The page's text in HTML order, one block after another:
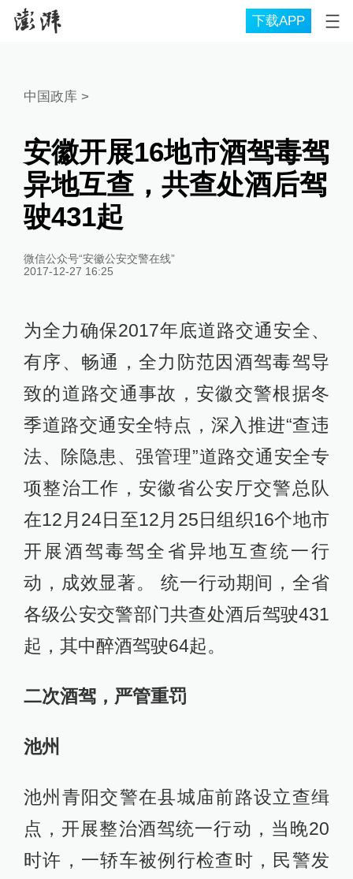
下载APP
中国政库 >
安徽开展16地市酒驾毒驾
异地互查，共查处酒后驾
驶431起
微信公众号“安徽公安交警在线”
2017-12-27 16:25
为全力确保2017年底道路交通安全、
有序、畅通，全力防范因酒驾毒驾导
致的道路交通事故，安徽交警根据冬
季道路交通安全特点，深入推进“查违
法、除隐患、强管理”道路交通安全专
项整治工作，安徽省公安厅交警总队
在12月24日至12月25日组织16个地市
开展酒驾毒驾全省异地互查统一行
动，成效显著。 统一行动期间，全省
各级公安交警部门共查处酒后驾驶431
起，其中醉酒驾驶64起。
二次酒驾，严管重罚
池州
池州青阳交警在县城庙前路设立查缉
点，开展整治酒驾统一行动，当晚20
时许，一轿车被例行检查时，民警发